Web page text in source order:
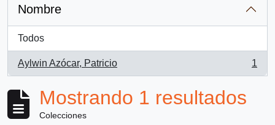
Nombre
Todos
Aylwin Azócar, Patricio
, 1 resultados
1
Mostrando 1 resultados
Colecciones